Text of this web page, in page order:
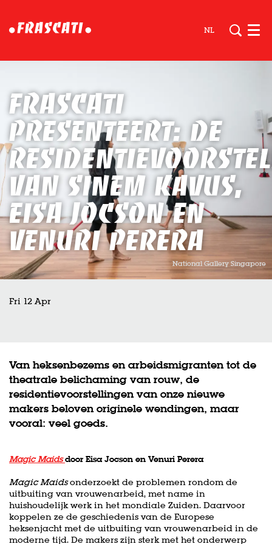
NL
National Gallery Singapore
Frascati
presenteert: de
van Sinem Kavus,
Eisa Jocson en
Venuri Perera
Fri 12 Apr
Van heksenbezems en arbeidsmigranten tot de
theatrale belichaming van rouw, de
residentievoorstellingen van onze nieuwe
makers beloven originele wendingen, maar
vooral: veel goeds.
Magic Maids door Eisa Jocson en Venuri Perera
Magic Maidsonderzoekt de problemen rondom de
uitbuiting van vrouwenarbeid, met name in
huishoudelijk werk in het mondiale Zuiden. Daarvoor
koppelen ze de geschiedenis van de Europese
heksenjacht met de uitbuiting van vrouwenarbeid in de
moderne tijd. De makers zijn sterk met het onderwerp